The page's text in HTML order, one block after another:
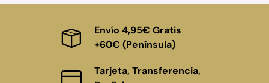
Envío 4,95€ Gratis
+60€ (Península)
Tarjeta, Transferencia,